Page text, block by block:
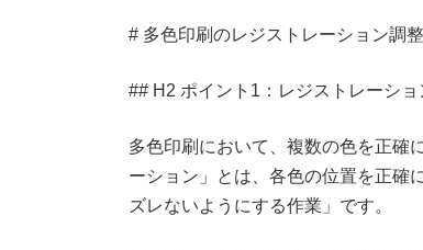
# 多色印刷のレジストレーション調
## H2 ポイント1：レジストレーシ
多色印刷において、複数の色を正確
ーション」とは、各色の位置を正確
ズレないようにする作業」です。